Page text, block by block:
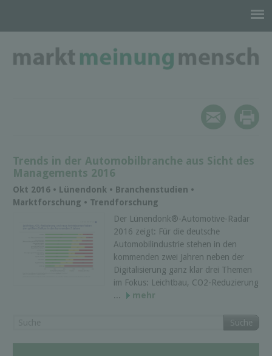
Trends in der Automobilbranche aus Sicht des
Managements 2016
Okt 2016 • Lünendonk • Branchenstudien •
Marktforschung • Trendforschung
Der Lünendonk®-Automotive-Radar
2016 zeigt: Für die deutsche
Automobilindustrie stehen in den
kommenden zwei Jahren neben der
Digitalisierung ganz klar drei Themen
im Fokus: Leichtbau, CO2-Reduzierung
...
mehr
Suche